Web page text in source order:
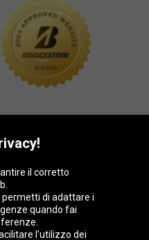
il corretto
di adattare i
quando fai
l'utilizzo dei